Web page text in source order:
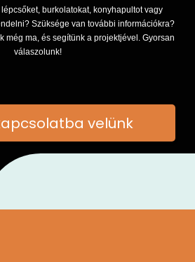
burkolatokat, konyhapultot vagy
Szüksége van további információkra?
még ma, és segítünk a projektjével. Gyorsan
válaszolunk!
velünk